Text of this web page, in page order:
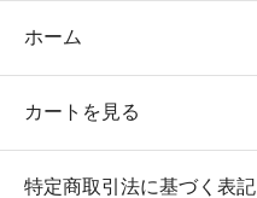
ホーム
カートを見る
特定商取引法に基づく表記